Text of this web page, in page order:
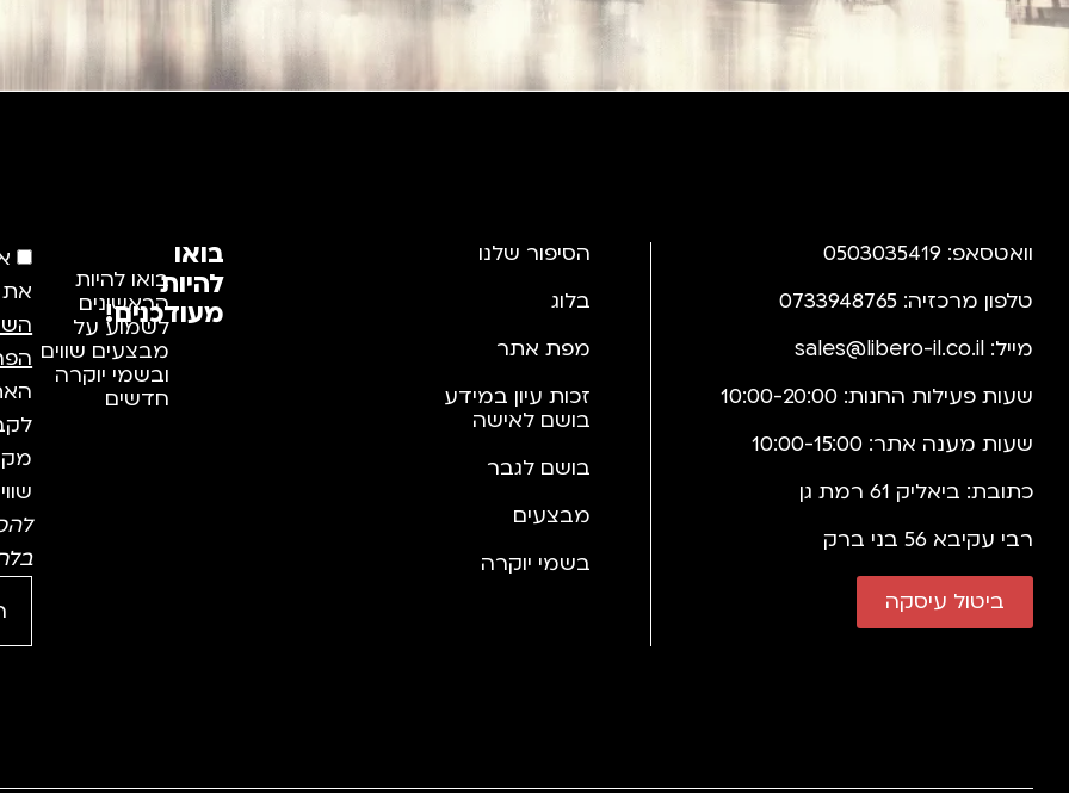
וואטסאפ: 0503035419
טלפון מרכזיה: 0733948765
מייל: sales@libero-il.co.il
שעות פעילות החנות: 10:00-20:00
שעות מענה אתר: 10:00-15:00
כתובת: ביאליק 61 רמת גן
רבי עקיבא 56 בני ברק
ביטול עיסקה
הסיפור שלנו
בלוג
מפת אתר
זכות עיון במידע
בושם לאישה
בושם לגבר
מבצעים
בשמי יוקרה
בואו
להיות
מעודכנים!
בואו להיות
הראשונים
לשמוע על
מבצעים שווים
ובשמי יוקרה
חדשים